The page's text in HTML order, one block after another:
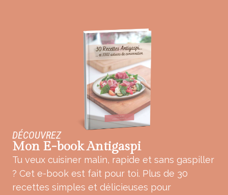
DÉCOUVREZ
Mon E-book Antigaspi
Tu veux cuisiner malin, rapide et sans gaspiller
? Cet e-book est fait pour toi. Plus de 30
recettes simples et délicieuses pour